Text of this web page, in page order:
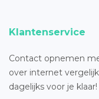
Klantenservice
Contact opnemen
over internet
dagelijks voor je klaar!